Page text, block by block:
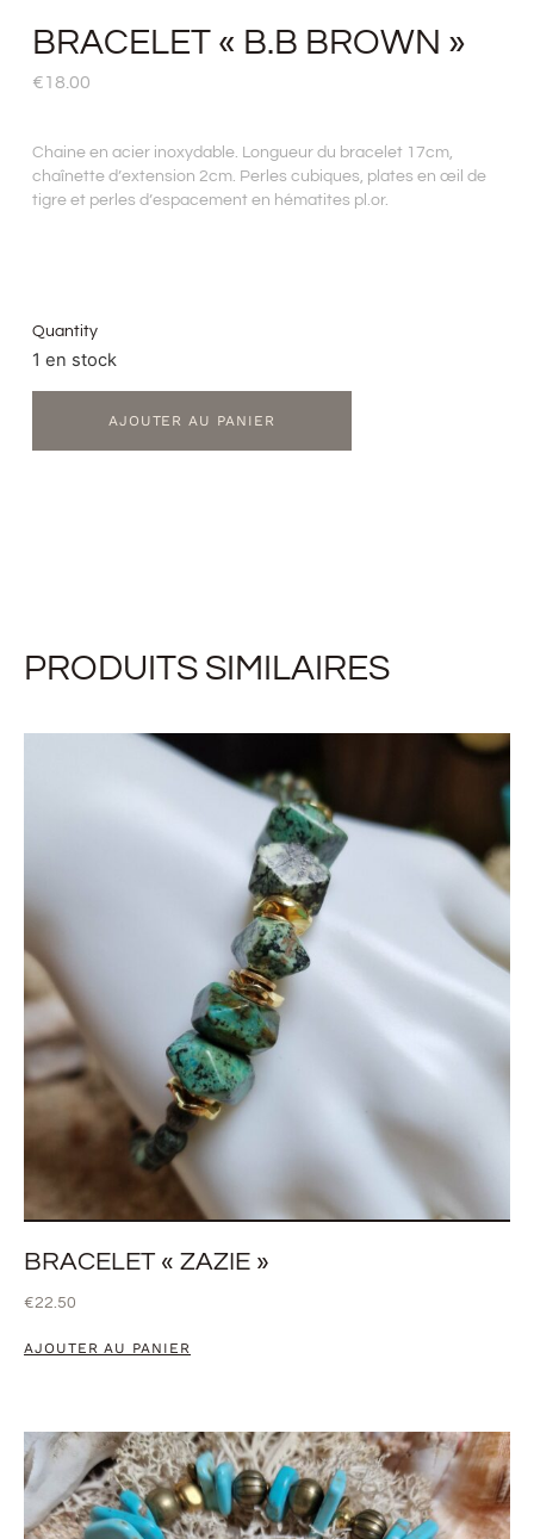
BRACELET « B.B BROWN »
€18.00
Chaine en acier inoxydable. Longueur du bracelet 17cm,
chaînette d’extension 2cm. Perles cubiques, plates en œil de
tigre et perles d’espacement en hématites pl.or.
Quantity
1 en stock
AJOUTER AU PANIER
PRODUITS SIMILAIRES
BRACELET « ZAZIE »
€22.50
AJOUTER AU PANIER